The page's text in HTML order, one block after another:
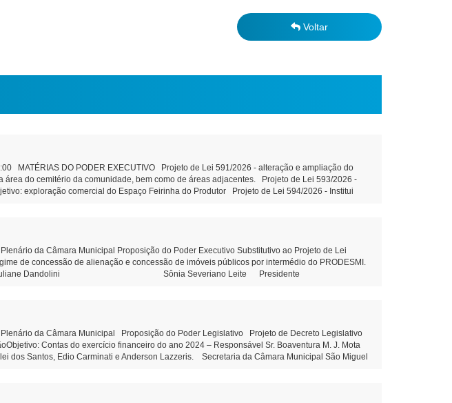
Voltar
MATÉRIAS DO PODER EXECUTIVO Projeto de Lei 591/2026 - alteração e ampliação do
do cemitério da comunidade, bem como de áreas adjacentes. Projeto de Lei 593/2026 -
exploração comercial do Espaço Feirinha do Produtor Projeto de Lei 594/2026 - Institui
- Altera Lei 1.826/2006 do Cons. Municipal de Educação Tramitação Legal Objetivo:
de Lei 590/2026 - Institui o Fórum Municipal de Educação – Tramitação Legal Objetivo: Dispõe
CÂMARA MUNICIPAL Projeto de Resolução 03/2026 - Prorroga o prazo para conclusão dos
de São Miguel do Iguaçu, e dá outras providências. Projeto de Lei 592/2026 - Altera piso
Corrigir uma defasagem remuneratória do cargo Aux.de Serviços gerais - leitura Indicação
na rua coberta Addy Maria Dall’Oglio Cavalca Autor: Vereador Evandro Ghellere
em 31 de julho de 2026 Juliane Dandolini Sônia Severiano
da Câmara Municipal Proposição do Poder Executivo Substitutivo ao Projeto de Lei
de concessão de alienação e concessão de imóveis públicos por intermédio do PRODESMI.
julho de 2026 Juliane Dandolini Sônia Severiano Leite Presidente
da Câmara Municipal Proposição do Poder Legislativo Projeto de Decreto Legislativo
Contas do exercício financeiro do ano 2024 – Responsável Sr. Boaventura M. J. Mota
dos Santos, Edio Carminati e Anderson Lazzeris. Secretaria da Câmara Municipal São Miguel